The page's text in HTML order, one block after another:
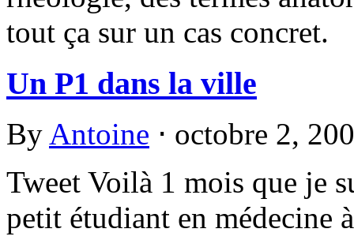
tout ça sur un cas concret.
Un P1 dans la ville
By Antoine ⋅ octobre 2,
Tweet Voilà 1 mois que je
petit étudiant en médecine